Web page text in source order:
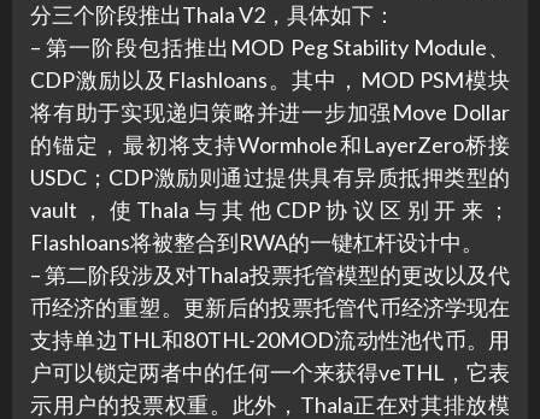
分三个阶段推出Thala V2，具体如下：
– 第一阶段包括推出MOD Peg Stability Module、
CDP激励以及Flashloans。其中，MOD PSM模块
将有助于实现递归策略并进一步加强Move Dollar
的锚定，最初将支持Wormhole和LayerZero桥接
USDC；CDP激励则通过提供具有异质抵押类型的
vault，使Thala与其他CDP协议区别开来；
Flashloans将被整合到RWA的一键杠杆设计中。
– 第二阶段涉及对Thala投票托管模型的更改以及代
币经济的重塑。更新后的投票托管代币经济学现在
支持单边THL和80THL-20MOD流动性池代币。用
户可以锁定两者中的任何一个来获得veTHL，它表
示用户的投票权重。此外，Thala正在对其排放模